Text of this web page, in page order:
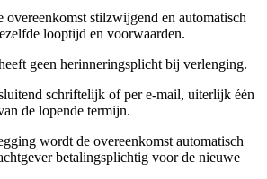
stilzwijgend en automatisch
looptijd en voorwaarden.
geen herinneringsplicht bij verlenging.
schriftelijk of per e-mail, uiterlijk één
de lopende termijn.
wordt de overeenkomst automatisch
betalingsplichtig voor de nieuwe